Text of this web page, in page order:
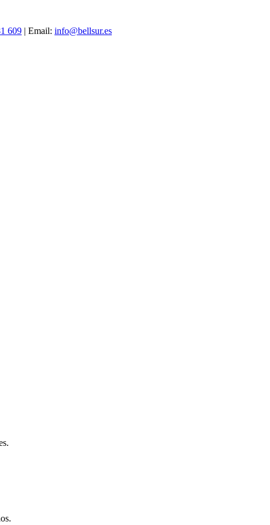
609 | Email: info@bellsur.es